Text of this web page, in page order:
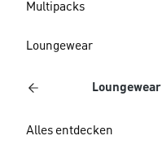
Multipacks
Loungewear
Loungewear
Alles entdecken